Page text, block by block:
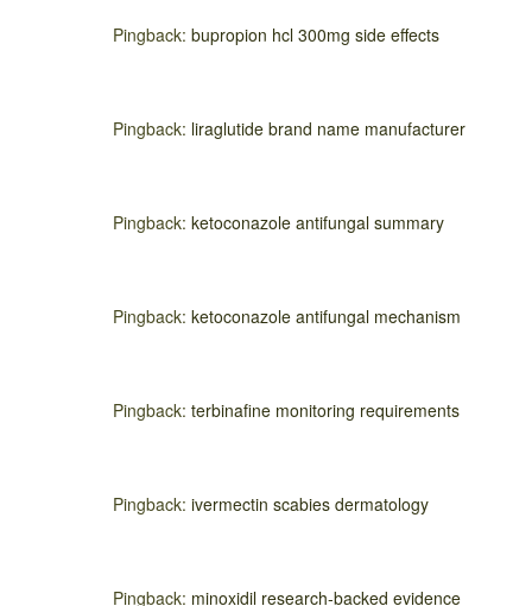
Pingback: bupropion hcl 300mg side effects
Pingback: liraglutide brand name manufacturer
Pingback: ketoconazole antifungal summary
Pingback: ketoconazole antifungal mechanism
Pingback: terbinafine monitoring requirements
Pingback: ivermectin scabies dermatology
Pingback: minoxidil research‑backed evidence